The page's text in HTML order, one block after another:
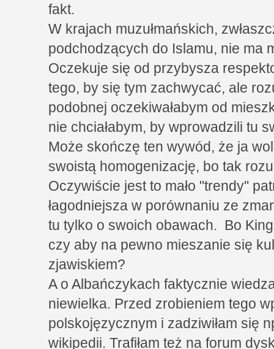
fakt.
W krajach muzułmańskich,
podchodzących do Islamu, nie ma
Oczekuje się od przybysza
tego, by się tym zachwycać, ale
podobnej oczekiwałabym od
nie chciałabym, by wprowadzili tu
Może skończę ten wywód, że ja
swoistą homogenizację, bo tak
Oczywiście jest to mało "trendy"
łagodniejsza w porównaniu ze
tu tylko o swoich obawach. Bo
czy aby na pewno mieszanie się
zjawiskiem?
A o Albańczykach faktycznie
niewielka. Przed zrobieniem tego
polskojęzycznym i zadziwiłam się
wikipedii. Trafiłam też na forum